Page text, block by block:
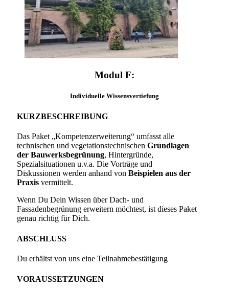
Modul F:
Individuelle Wissensvertiefung
KURZBESCHREIBUNG
Das Paket „Kompetenzerweiterung“ umfasst alle
technischen und vegetationstechnischen Grundlagen
der Bauwerksbegrünung, Hintergründe,
Spezialsituationen u.v.a. Die Vorträge und
Diskussionen werden anhand von Beispielen aus der
Praxis vermittelt.
Wenn Du Dein Wissen über Dach- und
Fassadenbegrünung erweitern möchtest, ist dieses Paket
genau richtig für Dich.
ABSCHLUSS
Du erhältst von uns eine Teilnahmebestätigung
VORAUSSETZUNGEN